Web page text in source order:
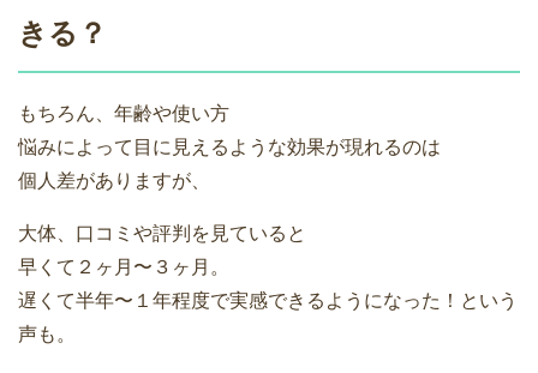
きる？
もちろん、年齢や使い方
悩みによって目に見えるような効果が現れるのは
個人差がありますが、
大体、口コミや評判を見ていると
早くて２ヶ月〜３ヶ月。
遅くて半年〜１年程度で実感できるようになった！という
声も。